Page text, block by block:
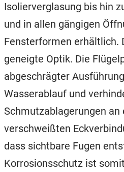
Isolierverglasung bis hin
und in allen gängigen
Fensterformen erhältlich.
geneigte Optik. Die
abgeschrägter
Wasserablauf und
Schmutzablagerungen an
verschweißten
dass sichtbare Fugen
Korrosionsschutz ist